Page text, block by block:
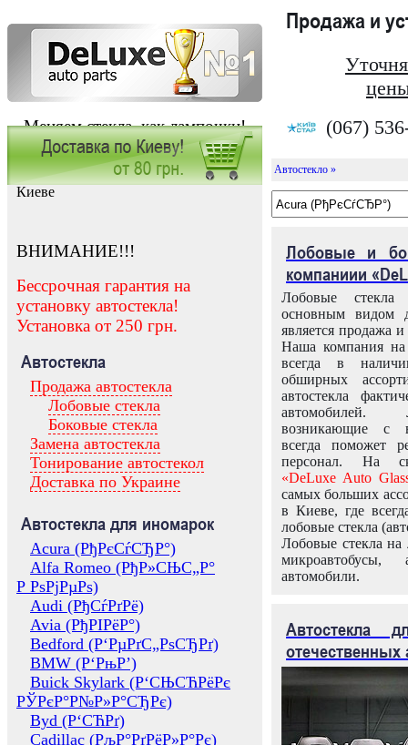
Меняем стекла, как лампочки!
Продажа и
(067)
Заказать установку автостекла в
Киеве
ВНИМАНИЕ!!!
Бессрочная гарантия на
установку автостекла!
Установка от 250 грн.
Автостекла
Продажа автостекла
Лобовые стекла
Боковые стекла
Замена автостекла
Тонирование автостекол
Доставка по Украине
Автостекла для иномарок
Acura (РђРєСѓСЂР°)
Alfa Romeo (РђР»СЊС„Р°
Р РѕРјРµРѕ)
Audi (РђСѓРґРё)
Avia (РђРІРёР°)
Bedford (Р‘РµРґС„РѕСЂРґ)
BMW (Р‘РњР’)
Buick Skylark (Р‘СЊСЋРёРє
РЎРєР°Р№Р»Р°СЂРє)
Byd (Р‘СЋРґ)
Cadillac (РљР°РґРёР»Р°Рє)
Автостекло »
Лобовые и
компаниии
Лобовые
основным видом
является продажа и
Наша компания на
всегда в
обширных
автостекла
возникающие с
всегда поможет
персонал. На
«DeLuxe Auto
самых больших
в Киеве, где
лобовые стекла
Лобовые стекла на
микроавтобусы,
автомобили.
Автостекла
отечественных